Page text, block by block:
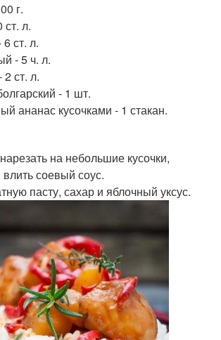
г.
л.
ст. л.
- 5 ч. л.
ст. л.
- 1 шт.
ананас кусочками - 1 стакан.
на небольшие кусочки,
соевый соус.
пасту, сахар и яблочный уксус.